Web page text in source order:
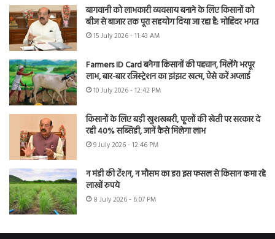
बागवानी को लाभकारी व्यवसाय बनाने के लिए किसानों को
बीज से बाजार तक पूरा सहयोग दिया जा रहा है: मोहिंदर भगत
15 July 2026 - 11:43 AM
Farmers ID Card बनेगा किसानों की पहचान, मिलेंगे भरपूर
लाभ, बार-बार रजिस्ट्रेशन का झंझट खत्म, ऐसे करें अप्लाई
10 July 2026 - 12:42 PM
किसानों के लिए बड़ी खुशखबरी, फूलों की खेती पर सरकार दे
रही 40% सब्सिडी, जानें कैसे मिलेगा लाभ
9 July 2026 - 12:46 PM
न मंडी की टेंशन, न मौसम का डर! इस फसल से किसान कमा रहे
लाखों रुपये
8 July 2026 - 6:07 PM